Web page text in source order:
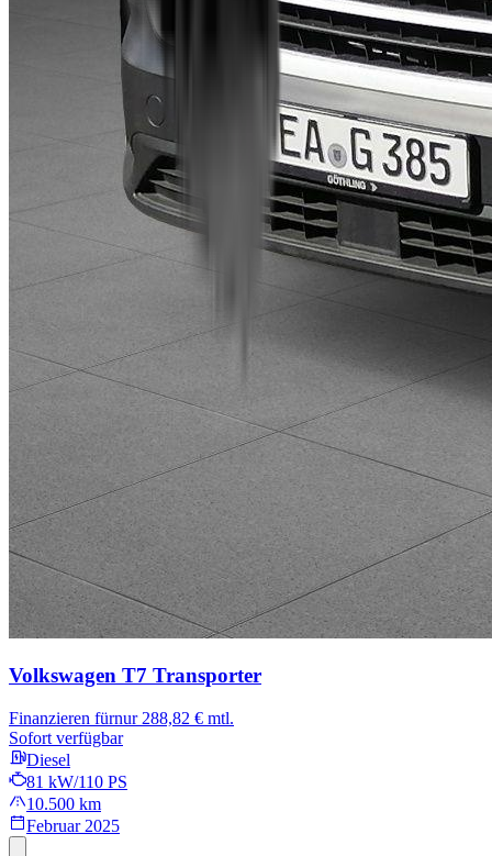
Volkswagen T7 Transporter
Finanzieren fürnur 288,82 € mtl.
Sofort verfügbar
Diesel
81 kW/110 PS
10.500 km
Februar 2025